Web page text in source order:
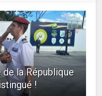
la République
!